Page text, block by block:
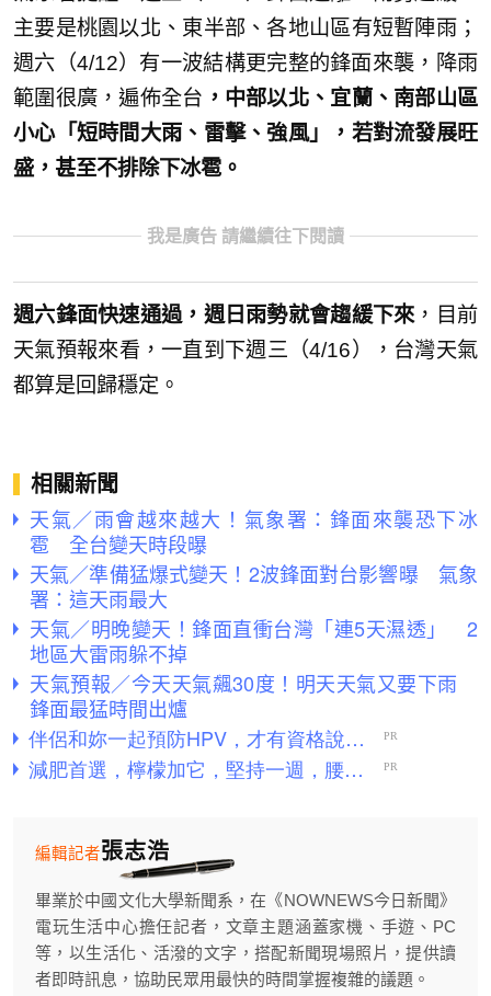
主要是桃園以北、東半部、各地山區有短暫陣雨；
週六（4/12）有一波結構更完整的鋒面來襲，降雨
範圍很廣，遍佈全台 ，中部以北、宜蘭、南部山區
小心「短時間大雨、雷擊、強風」，若對流發展旺
盛，甚至不排除下冰雹。
我是廣告 請繼續往下閱讀
週六鋒面快速通過，週日雨勢就會趨緩下來，目前
天氣預報來看，一直到下週三（4/16），台灣天氣
都算是回歸穩定。
相關新聞
天氣／雨會越來越大！氣象署：鋒面來襲恐下冰
雹 全台變天時段曝
天氣／準備猛爆式變天！2波鋒面對台影響曝 氣象
署：這天雨最大
天氣／明晚變天！鋒面直衝台灣「連5天濕透」 2
地區大雷雨躲不掉
天氣預報／今天天氣飆30度！明天天氣又要下雨
鋒面最猛時間出爐
張志浩
編輯記者
畢業於中國文化大學新聞系，在《NOWNEWS今日新聞》
電玩生活中心擔任記者，文章主題涵蓋家機、手遊、PC
等，以生活化、活潑的文字，搭配新聞現場照片，提供讀
者即時訊息，協助民眾用最快的時間掌握複雜的議題。